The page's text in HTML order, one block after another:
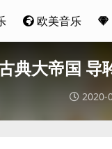
欧美音乐
典大帝国
2020-